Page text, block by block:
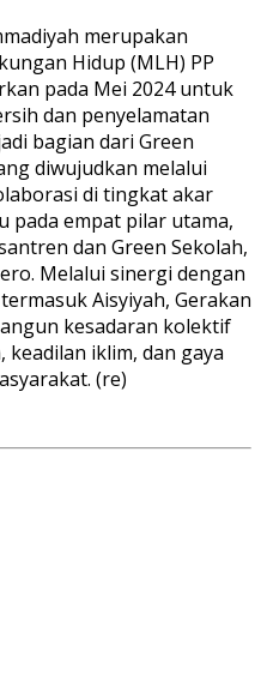
merupakan
Hidup (MLH) PP
pada Mei 2024 untuk
dan penyelamatan
bagian dari Green
diwujudkan melalui
di tingkat akar
pada empat pilar utama,
dan Green Sekolah,
Melalui sinergi dengan
Aisyiyah, Gerakan
kesadaran kolektif
iklim, dan gaya
(re)